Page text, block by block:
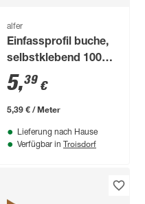
alfer
Einfassprofil buche,
selbstklebend 1000
x 30 x 7 mm
5,39 €
5,39 € / Meter
Lieferung nach Hause
Verfügbar in Troisdorf